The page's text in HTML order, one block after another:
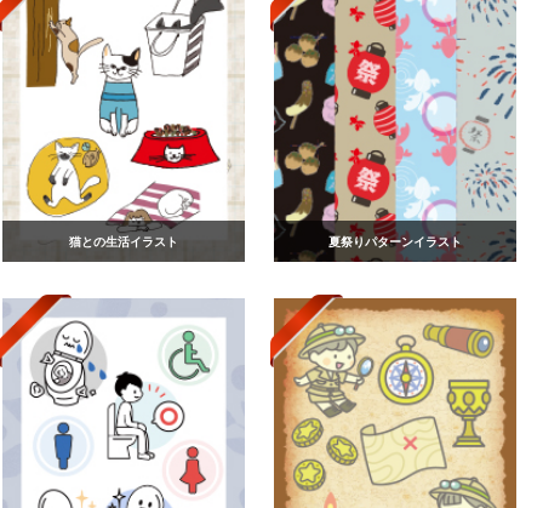
猫との生活イラスト 夏祭りパターンイラスト